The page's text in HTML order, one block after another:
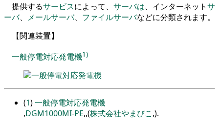
提供するサービスによって、 サーバは、 インターネッ トサ
ーバ、 メールサーバ、 ファイルサーバなどに分類されます。
【関連装置】
一般停電対応発電機1)
一般停電対応発電機
(1)一般停電対応発電機
,DGM1000MI-PE,,(株式会社やまびこ,).